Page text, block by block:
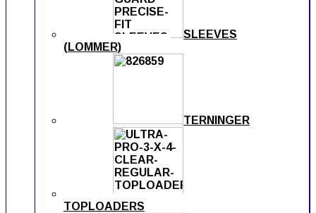
SLEEVES
(LOMMER)
TERNINGER
TOPLOADERS